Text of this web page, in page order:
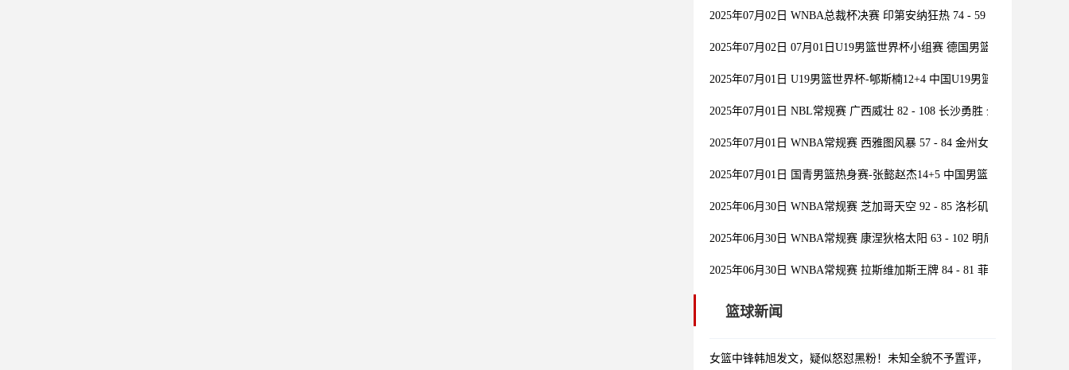
2025年07月02日 WNBA总裁杯决赛 印第安纳狂热 74 - 59 明尼苏达山猫
2025年07月02日 07月01日U19男篮世界杯小组赛 德国男篮U19 104 - 88
2025年07月01日 U19男篮世界杯-郇斯楠12+4 中国U19男篮负斯洛文尼亚
2025年07月01日 NBL常规赛 广西威壮 82 - 108 长沙勇胜 全场集锦
2025年07月01日 WNBA常规赛 西雅图风暴 57 - 84 金州女武神 全场集锦
2025年07月01日 国青男篮热身赛-张懿赵杰14+5 中国男篮U16力克新西兰
2025年06月30日 WNBA常规赛 芝加哥天空 92 - 85 洛杉矶火花 全场集锦
2025年06月30日 WNBA常规赛 康涅狄格太阳 63 - 102 明尼苏达山猫 全场
2025年06月30日 WNBA常规赛 拉斯维加斯王牌 84 - 81 菲尼克斯水星 全
篮球新闻
女篮中锋韩旭发文，疑似怒怼黑粉！未知全貌不予置评，可怜可笑